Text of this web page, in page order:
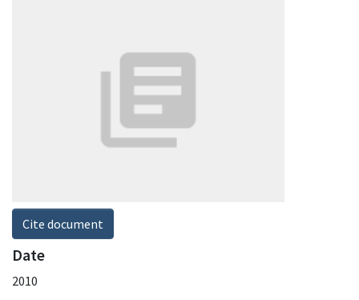
Cite document
Date
2010